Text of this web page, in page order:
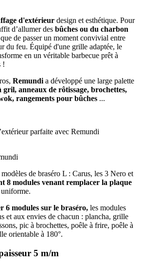
d'extérieur design et esthétique. Pour
d’allumer des bûches ou du charbon
de passer un moment convivial entre
du feu. Équipé d'une grille adaptée, le
en un véritable barbecue prêt à
!
Remundi a développé une large palette
gril, anneaux de rôtissage, brochettes,
rangements pour bûches ...
parfaite avec Remundi
de braséro L : Carus, les 3 Nero et
8 modules venant remplacer la plaque
uniforme.
6 modules sur le braséro, les modules
et aux envies de chacun : plancha, grille
pic à brochettes, poêle à frire, poêle à
orientable à 180°.
5 m/m